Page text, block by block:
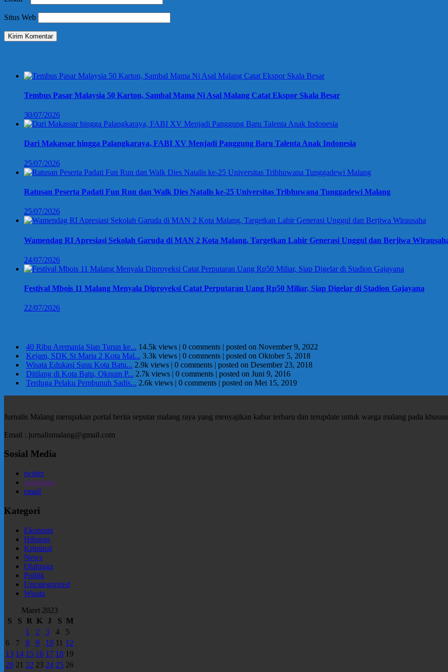
Situs Web
Tembus Pasar Malaysia 50 Karton, Sambal Mama Ni Asal Malang Catat Ekspor Skala Besar
30/07/2026
Dari Makassar hingga Palangkaraya, FABI XV Menjadi Panggung Baru Talenta Anak Indonesia
25/07/2026
Ratusan Peserta Padati Fun Run dan Walk Dies Natalis ke-25 Universitas Tribhuwana Tunggadewi Malang
25/07/2026
Wamendag RI Apresiasi Sekolah Garuda di MAN 2 Kota Malang, Targetkan Lahir Generasi Unggul dan Berjiwa
24/07/2026
Festival Mbois 11 Malang Menyala Diproyeksi Catat Perputaran Uang Rp50 Miliar, Siap Digelar di Stadion Gajayana
22/07/2026
40 Ribu Aremania Siap Turun ke... 14.5k views | 0 comments | posted on November 9, 2022
Kejam, SDK St Maria 2 Kota Mal... 3.3k views | 0 comments | posted on Oktober 5, 2018
Wisata Edukasi Susu Kota Batu... 2.9k views | 0 comments | posted on Desember 23, 2018
Ditilang di Kota Batu, Oknum P... 2.7k views | 0 comments | posted on Juni 9, 2016
Terduga Pelaku Pembunuh Sadis... 2.6k views | 0 comments | posted on Mei 15, 2019
Jurnalis Malang merupakan portal berita seputar malang raya yang menyajikan kabar terbaru dan terupdate untuk warga malang pada
Email : jurnalismalang@gmail.com
Sosial Media
twitter
instagram
email
Kategori
Ekonomi
Hiburan
Kriminal
News
Olahraga
Politik
Uncategorized
Wisata
Maret 2023
S
S R K J S M
1
2 3 4
5
6
7 8 9 10 11 12
13 14 15 16 17 18 19
20 21 22 23 24 25 26